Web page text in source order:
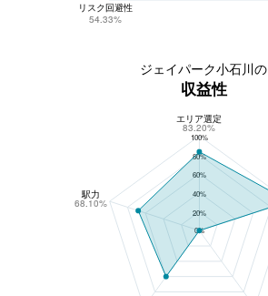
リスク回避性
54.33%
ジェイパーク小石川の
収益性
ジェイパーク小石川の収益性
100%
80%
60%
40%
20%
0%
エリア選定
83.20%
駅力
68.10%